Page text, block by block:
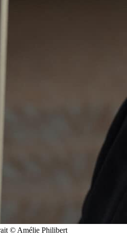
© Amélie Philibert